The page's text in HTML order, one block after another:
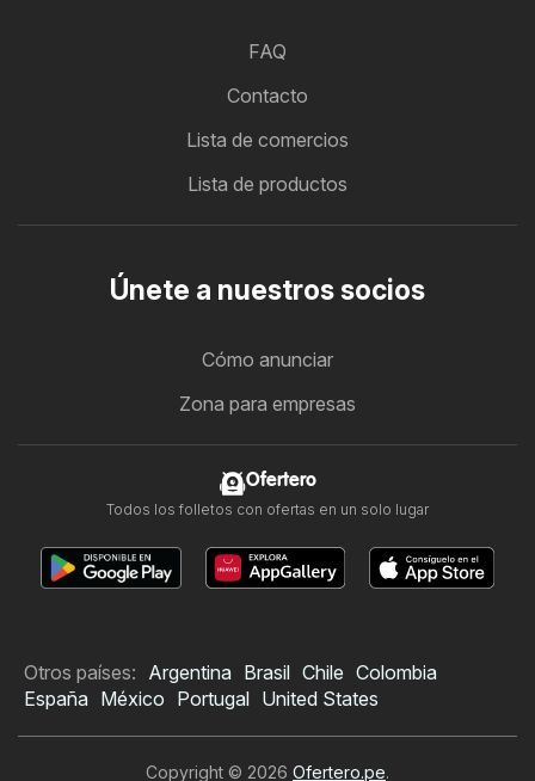
FAQ
Contacto
Lista de comercios
Lista de productos
Únete a nuestros socios
Cómo anunciar
Zona para empresas
Ofertero
Todos los folletos con ofertas en un solo lugar
Otros países: Argentina Brasil Chile Colombia
España México Portugal United States
Copyright © 2026 Ofertero.pe.